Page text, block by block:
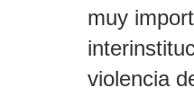
muy
violencia